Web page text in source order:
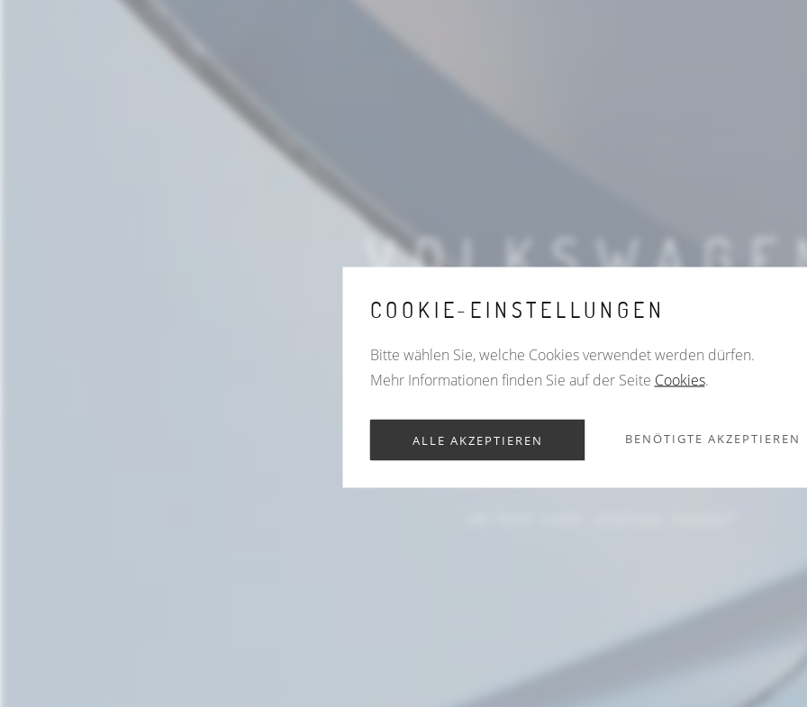
UND
COOKIE-EINSTELLUNGEN
Bitte wählen Sie, welche Cookies verwendet werden dürfen.
Mehr Informationen finden Sie auf der Seite Cookies.
ALLE AKZEPTIEREN BENÖTIGTE AKZEPTIEREN